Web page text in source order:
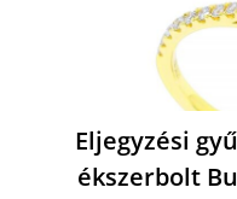
Eljegyzési
ékszerbolt